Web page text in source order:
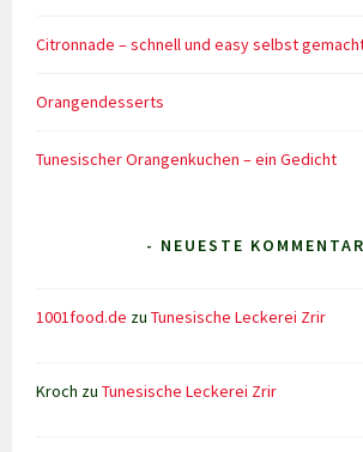
Citronnade – schnell und easy selbst
Orangendesserts
Tunesischer Orangenkuchen – ein Gedicht
- NEUESTE
1001food.de zuTunesische Leckerei Zrir
Kroch zuTunesische Leckerei Zrir